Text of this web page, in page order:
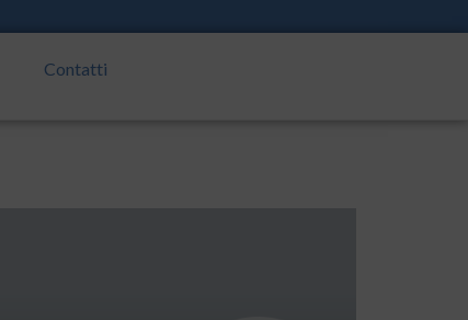
Contatti